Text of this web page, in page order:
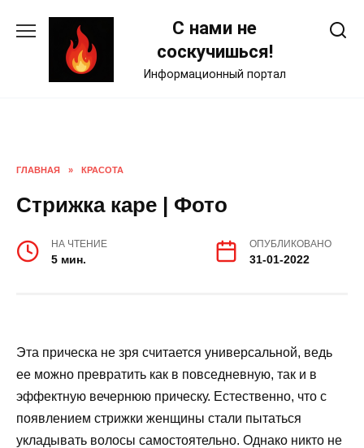
С нами не
соскучишься!
Информационный портал
ГЛАВНАЯ » КРАСОТА
Стрижка каре | Фото
НА ЧТЕНИЕ
5 мин.
ОПУБЛИКОВАНО
31-01-2022
Эта прическа не зря считается универсальной, ведь
ее можно превратить как в повседневную, так и в
эффектную вечернюю прическу. Естественно, что с
появлением стрижки женщины стали пытаться
укладывать волосы самостоятельно. Однако никто не